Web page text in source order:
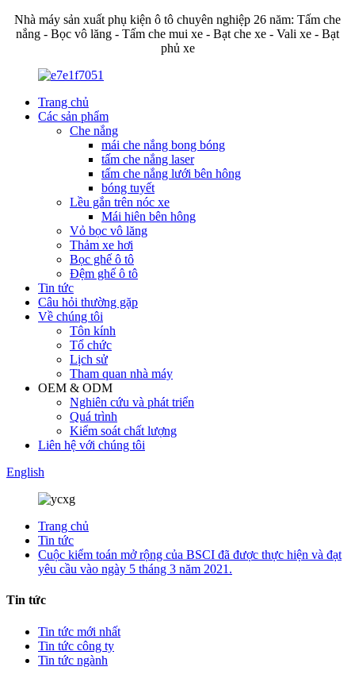
Nhà máy sản xuất phụ kiện ô tô chuyên nghiệp 26 năm: Tấm che
nắng - Bọc vô lăng - Tấm che mui xe - Bạt che xe - Vali xe - Bạt
phủ xe
Trang chủ
Các sản phẩm
Che nắng
mái che nắng bong bóng
tấm che nắng laser
tấm che nắng lưới bên hông
bóng tuyết
Lều gắn trên nóc xe
Mái hiên bên hông
Vỏ bọc vô lăng
Thảm xe hơi
Bọc ghế ô tô
Đệm ghế ô tô
Tin tức
Câu hỏi thường gặp
Về chúng tôi
Tôn kính
Tổ chức
Lịch sử
Tham quan nhà máy
OEM & ODM
Nghiên cứu và phát triển
Quá trình
Kiểm soát chất lượng
Liên hệ với chúng tôi
English
Trang chủ
Tin tức
Cuộc kiểm toán mở rộng của BSCI đã được thực hiện và đạt
yêu cầu vào ngày 5 tháng 3 năm 2021.
Tin tức
Tin tức mới nhất
Tin tức công ty
Tin tức ngành